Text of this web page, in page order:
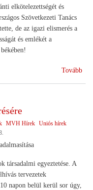
elkötelezettségét és
Szövetkezeti Tanács
de az igazi elismerés a
és emlékét a
Tovább
MVH Hírek Uniós hírek
társadalmi egyeztetése. A
tervezetek
napon belül kerül sor úgy,